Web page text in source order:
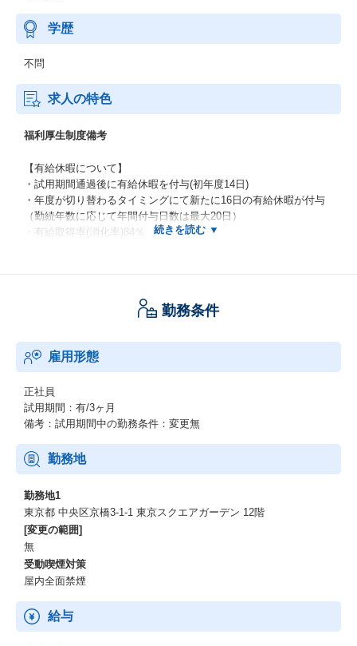
学歴
不問
求人の特色
福利厚生制度備考
【有給休暇について】
・試用期間通過後に有給休暇を付与(初年度14日)
・年度が切り替わるタイミングにて新たに16日の有給休暇が付与
（勤続年数に応じて年間付与日数は最大20日）
・有給取得率(消化率)84％
Stage1・Stage2・Stage3とあり、各Stageに応じて、フォローア
勤務条件
雇用形態
正社員
試用期間：有/3ヶ月
備考：試用期間中の勤務条件：変更無
勤務地
勤務地1
東京都 中央区京橋3-1-1 東京スクエアガーデン 12階
[変更の範囲]
無
受動喫煙対策
屋内全面禁煙
給与